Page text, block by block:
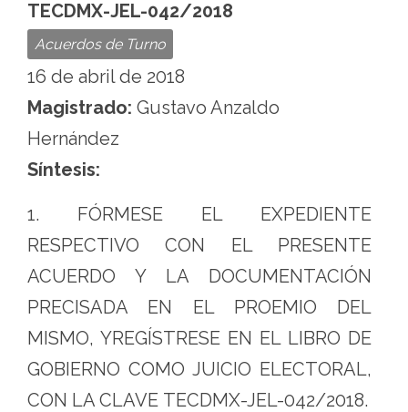
Ciudad
México
TECDMX-JEL-042/2018
Acuerdos de Turno
16 de abril de 2018
Magistrado: Gustavo Anzaldo
Hernández
Síntesis:
1. FÓRMESE EL EXPEDIENTE
RESPECTIVO CON EL PRESENTE
ACUERDO Y LA DOCUMENTACIÓN
PRECISADA EN EL PROEMIO DEL
MISMO, YREGÍSTRESE EN EL LIBRO DE
GOBIERNO COMO JUICIO ELECTORAL,
CON LA CLAVE TECDMX-JEL-042/2018.